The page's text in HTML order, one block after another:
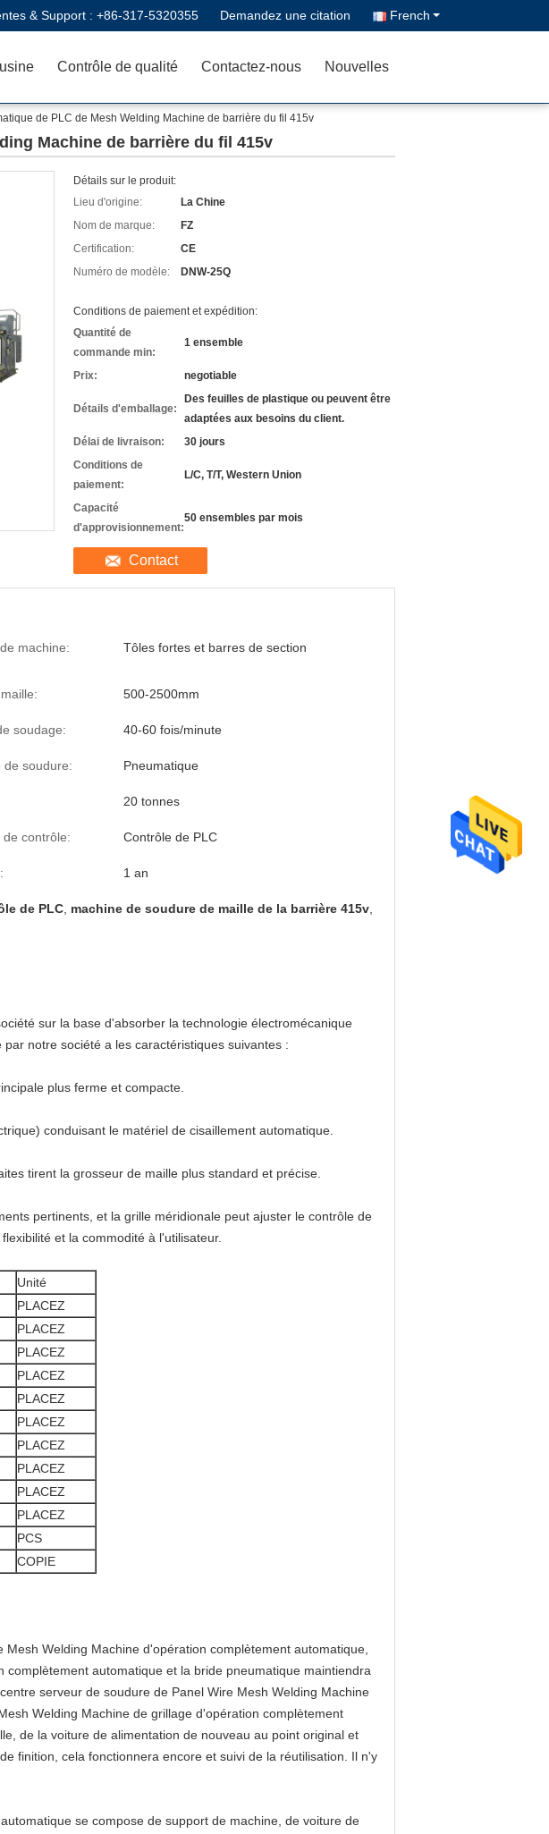
& Support : +86-317-5320355 Demandez une citation French
Contrôle de qualité Contactez-nous Nouvelles
de PLC de Mesh Welding Machine de barrière du fil 415v
Machine de barrière du fil 415v
Détails sur le produit:
Lieu d'origine:
La Chine
Nom de marque:
FZ
Certification:
CE
Numéro de modèle:
DNW-25Q
Conditions de paiement et expédition:
Quantité de
commande min:
1 ensemble
Prix: negotiable
Détails d'emballage:
Des feuilles de plastique ou peuvent être
adaptées aux besoins du client.
Délai de livraison:
30 jours
Conditions de
paiement:
L/C, T/T, Western Union
Capacité
d'approvisionnement:
50 ensembles par mois
Contact
machine: Tôles fortes et barres de section
500-2500mm
soudage: 40-60 fois/minute
de soudure: Pneumatique
20 tonnes
de contrôle: Contrôle de PLC
1 an
de PLC machine de soudure de maille de la barrière 415v
sur la base d'absorber la technologie électromécanique
notre société a les caractéristiques suivantes :
plus ferme et compacte.
conduisant le matériel de cisaillement automatique.
tirent la grosseur de maille plus standard et précise.
pertinents, et la grille méridionale peut ajuster le contrôle de
et la commodité à l'utilisateur.
Unité
PLACEZ
PLACEZ
PLACEZ
PLACEZ
PLACEZ
PLACEZ
PLACEZ
PLACEZ
PLACEZ
PLACEZ
PCS
COPIE
Welding Machine d'opération complètement automatique,
automatique et la bride pneumatique maintiendra
serveur de soudure de Panel Wire Mesh Welding Machine
Welding Machine de grillage d'opération complètement
de la voiture de alimentation de nouveau au point original et
finition, cela fonctionnera encore et suivi de la réutilisation. Il n'y
se compose de support de machine, de voiture de